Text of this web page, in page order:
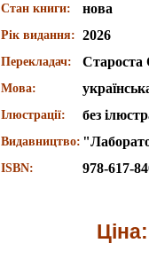
Стан книги: нова
Рік видання: 2026
Перекладач: Староста
Мова:
Ілюстрації: без
Видавництво:
ISBN: 978-617-
Ціна: